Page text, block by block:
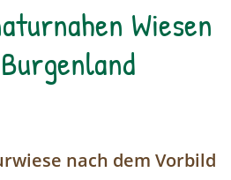
Wiesen
nach dem Vorbild